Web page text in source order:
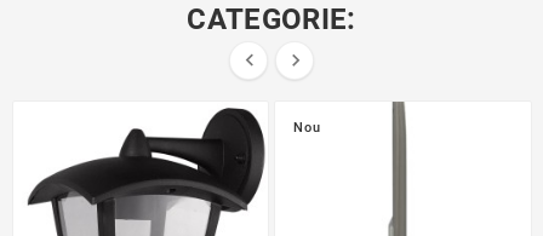
CATEGORIE:
 
Nou